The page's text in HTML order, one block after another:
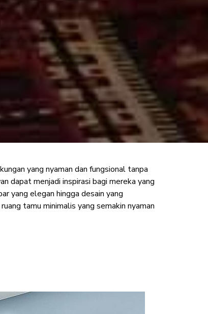
& Semakin
yang nyaman dan fungsional tanpa
dapat menjadi inspirasi bagi mereka yang
yang elegan hingga desain yang
tamu minimalis yang semakin nyaman